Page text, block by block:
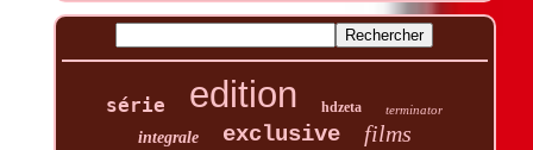
série edition hdzeta terminator
integrale exclusive films